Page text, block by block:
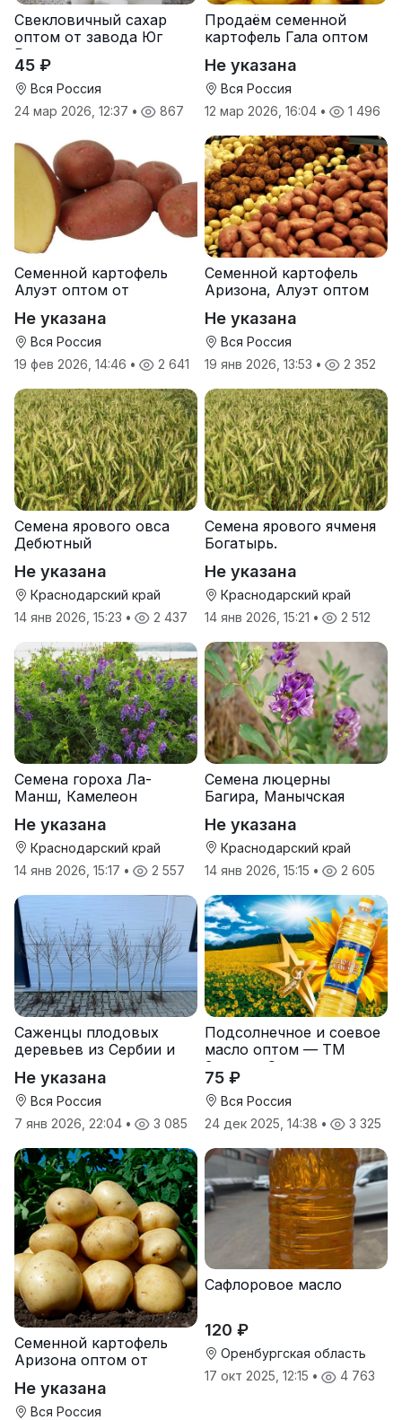
Свекловичный сахар
оптом от завода Юг
Руси
45 ₽
Вся Россия
24 мар 2026, 12:37 • 867
Продаём семенной
картофель Гала оптом
Не указана
Вся Россия
12 мар 2026, 16:04 • 1 496
Семенной картофель
Алуэт оптом от
Не указана
Вся Россия
19 фев 2026, 14:46 • 2 641
Семенной картофель
Аризона, Алуэт оптом
Не указана
Вся Россия
19 янв 2026, 13:53 • 2 352
Семена ярового овса
Дебютный
Не указана
Краснодарский край
14 янв 2026, 15:23 • 2 437
Семена ярового ячменя
Богатырь.
Не указана
Краснодарский край
14 янв 2026, 15:21 • 2 512
Семена гороха Ла-
Манш, Камелеон
Не указана
Краснодарский край
14 янв 2026, 15:17 • 2 557
Семена люцерны
Багира, Манычская
Не указана
Краснодарский край
14 янв 2026, 15:15 • 2 605
Саженцы плодовых
деревьев из Сербии и
Не указана
Вся Россия
7 янв 2026, 22:04 • 3 085
Подсолнечное и соевое
масло оптом — ТМ
Золотая Семечка
75 ₽
Вся Россия
24 дек 2025, 14:38 • 3 325
Семенной картофель
Аризона оптом от
Не указана
Вся Россия
Сафлоровое масло
120 ₽
Оренбургская область
17 окт 2025, 12:15 • 4 763